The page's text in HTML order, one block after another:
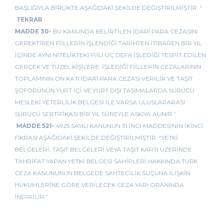
BAŞLIĞIYLA BİRLİKTE AŞAĞIDAKİ ŞEKİLDE DEĞİŞTİRİLMİŞTİR. “
TEKRAR
MADDE 30- BU KANUNDA BELİRTİLEN İDARÎ PARA CEZASINI
GEREKTİREN FİİLLERİN İŞLENDİĞİ TARİHTEN İTİBAREN BİR YIL
İÇİNDE AYNI NİTELİKTEKİ FİİLİ ÜÇ DEFA İŞLEDİĞİ TESPİT EDİLEN
GERÇEK VE TÜZEL KİŞİLERE, İŞLEDİĞİ FİİLLERİN CEZALARININ
TOPLAMININ ON KATI İDARÎ PARA CEZASI VERİLİR VE TAŞIT
ŞOFÖRÜNÜN YURT İÇİ VE YURT DIŞI TAŞIMALARDA SÜRÜCÜ
MESLEKİ YETERLİLİK BELGESİ İLE VARSA ULUSLARARASI
SÜRÜCÜ SERTİFİKASI BİR YIL SÜREYLE ASKIYA ALINIR.”
MADDE 521- 4925 SAYILI KANUNUN 31 İNCİ MADDESİNİN İKİNCİ
FIKRASI AŞAĞIDAKİ ŞEKİLDE DEĞİŞTİRİLMİŞTİR. “YETKİ
BELGELERİ, TAŞIT BELGELERİ VEYA TAŞIT KARTI ÜZERİNDE
TAHRİFAT YAPAN YETKİ BELGESİ SAHİPLERİ HAKKINDA TÜRK
CEZA KANUNUNUN BELGEDE SAHTECİLİK SUÇUNA İLİŞKİN
HÜKÜMLERİNE GÖRE VERİLECEK CEZA YARI ORANINDA
İNDİRİLİR.”